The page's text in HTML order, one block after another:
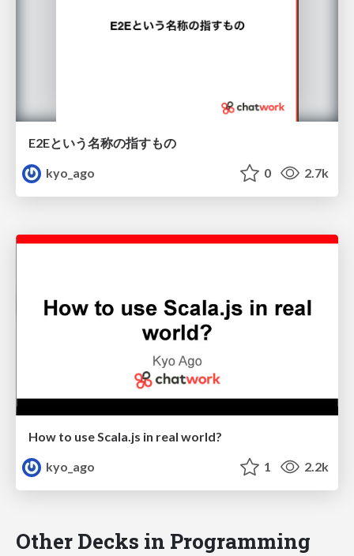
E2Eという名称の指すもの
kyo_ago
0 2.7k
How to use Scala.js in real world?
kyo_ago
1 2.2k
Other Decks in Programming